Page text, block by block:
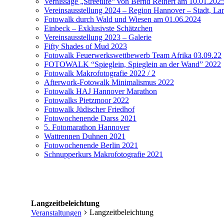
Vereinsausstellung 2024 – Region Hannover – Stadt,
Fotowalk durch Wald und Wiesen am 01.06.2024
Einbeck – Exklusivste Schätzchen
Vereinsausstellung 2023 – Galerie
Fifty Shades of Mud 2023
Fotowalk Feuerwerkswettbewerb Team Afrika 03.09.22
FOTOWALK “Spieglein, Spieglein an der Wand” 2022
Fotowalk Makrofotografie 2022 / 2
Afterwork-Fotowalk Minimalismus 2022
Fotowalk HAJ Hannover Marathon
Fotowalks Pietzmoor 2022
Fotowalk Jüdischer Friedhof
Fotowochenende Darss 2021
5. Fotomarathon Hannover
Wattrennen Duhnen 2021
Fotowochenende Berlin 2021
Schnupperkurs Makrofotografie 2021
Langzeitbeleichtung
Veranstaltungen
Langzeitbeleichtung